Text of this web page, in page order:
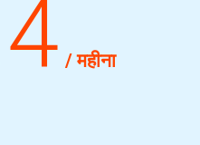
/ महीना